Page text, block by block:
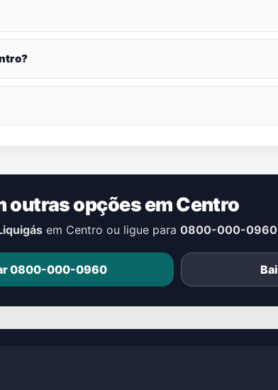
?
outras opções emCentro
em Centro ou ligue para 0800-000-0960
0800-000-0960